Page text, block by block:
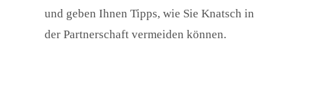
und geben Ihnen Tipps, wie Sie Knatsch in
der Partnerschaft vermeiden können.